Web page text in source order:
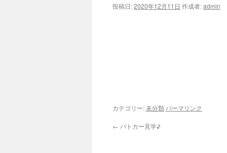
投稿日:2020年12月11日 作成者:admin
カテゴリー:未分類 パーマリンク
← パトカー見学♪